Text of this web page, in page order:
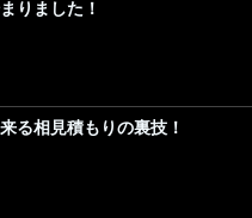
りました！
る相見積もりの裏技！